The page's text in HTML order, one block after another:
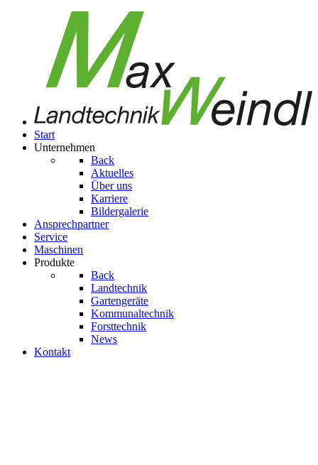
Start
Unternehmen
Back
Aktuelles
Über uns
Karriere
Bildergalerie
Ansprechpartner
Service
Maschinen
Produkte
Back
Landtechnik
Gartengeräte
Kom­mu­nal­tech­nik
Forsttechnik
News
Kontakt